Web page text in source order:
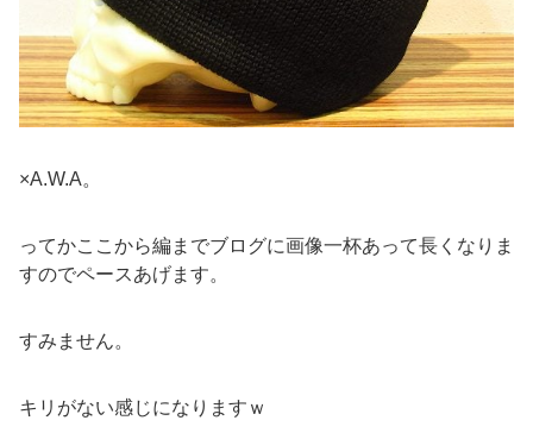
×A.W.A。
ってかここから編までブログに画像一杯あって長くなりま
すのでペースあげます。
すみません。
キリがない感じになりますｗ